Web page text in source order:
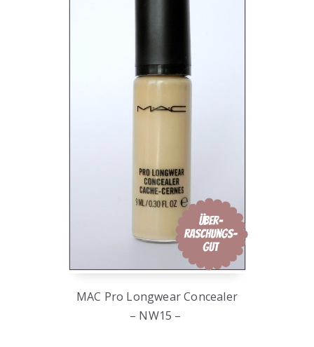
MAC Pro Longwear Concealer
– NW15 –